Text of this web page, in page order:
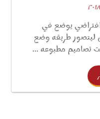
يوضع في
ليتصور طريقه وضع
تصاميم مطبوعه ...